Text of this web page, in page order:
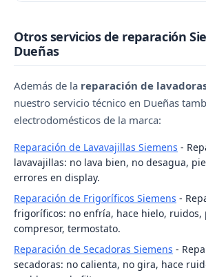
637 para una revisión profesional.
comunes (bomba de desagüe, cierre
escobillas) tienen un coste asumible.
presupuesto aproximado por
Otros servicios de reparación
Dueñas
Además de la reparación de
nuestro servicio técnico en Dueñas
electrodomésticos de la marca:
Reparación de Lavavajillas Siemens -
lavavajillas: no lava bien, no desagua,
errores en display.
Reparación de Frigoríficos Siemens -
frigoríficos: no enfría, hace hielo, ruidos,
compresor, termostato.
Reparación de Secadoras Siemens -
secadoras: no calienta, no gira, hace